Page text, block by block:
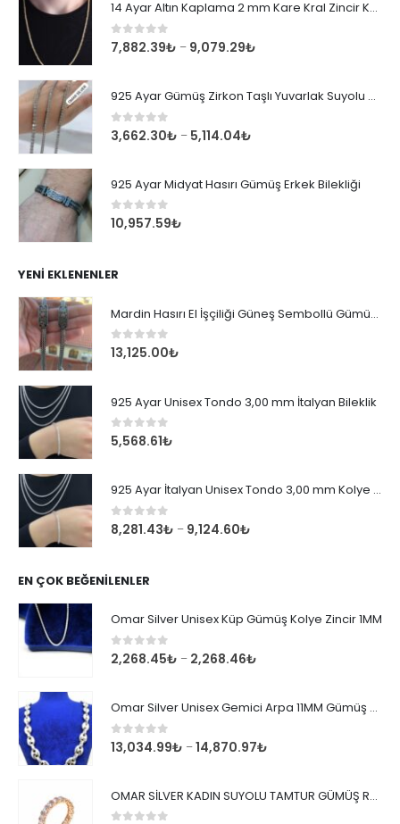
14 Ayar Altın Kaplama 2 mm Kare Kral Zincir Kolye
0 out of 5
7,882.39₺ – 9,079.29₺
925 Ayar Gümüş Zirkon Taşlı Yuvarlak Suyolu Bileklik
0 out of 5
3,662.30₺ – 5,114.04₺
925 Ayar Midyat Hasırı Gümüş Erkek Bilekliği
0out of 5
10,957.59₺
YENI EKLENENLER
Mardin Hasırı El İşçiliği Güneş Sembollü Gümüş Erkek Bileklik
0out of 5
13,125.00₺
925 Ayar Unisex Tondo 3,00 mm İtalyan Bileklik
0 out of 5
5,568.61₺
925 Ayar İtalyan Unisex Tondo 3,00 mm Kolye Zincir
0 out of 5
8,281.43₺ – 9,124.60₺
EN ÇOK BEĞENILENLER
Omar Silver Unisex Küp Gümüş Kolye Zincir 1MM
0 out of 5
2,268.45₺ – 2,268.46₺
Omar Silver Unisex Gemici Arpa 11MM Gümüş Kolye Zincir
0out of 5
13,034.99₺ –14,870.97₺
OMAR SİLVER KADIN SUYOLU TAMTUR GÜMÜŞ ROSE YÜZÜK SU YOLU TAMTUR YÜZÜK Omr8149